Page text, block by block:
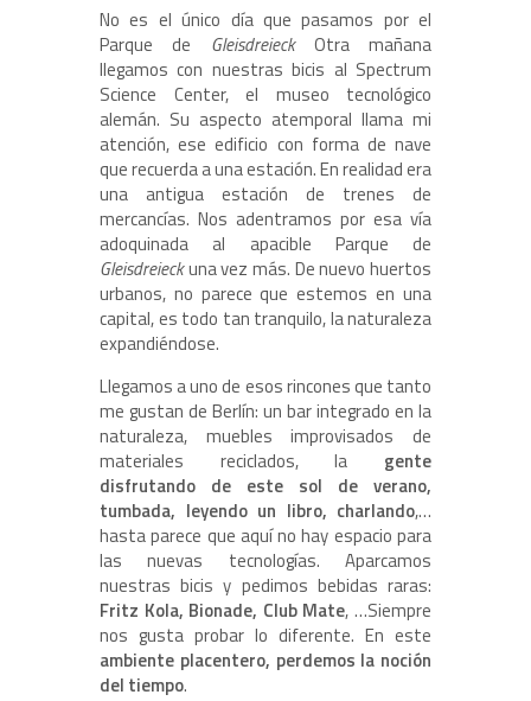
No es el único día que pasamos por el
Parque de GleisdreieckOtra mañana
llegamos con nuestras bicis al Spectrum
Science Center, el museo tecnológico
alemán. Su aspecto atemporal llama mi
atención, ese edificio con forma de nave
que recuerda a una estación. En realidad era
una antigua estación de trenes de
mercancías. Nos adentramos por esa vía
adoquinada al apacible Parque de
Gleisdreieckuna vez más. De nuevo huertos
urbanos, no parece que estemos en una
capital, es todo tan tranquilo, la naturaleza
expandiéndose.
Llegamos a uno de esos rincones que tanto
me gustan de Berlín: un bar integrado en la
naturaleza, muebles improvisados de
materiales reciclados, la gente
disfrutando de este sol de verano,
tumbada, leyendo un libro, charlando,…
hasta parece que aquí no hay espacio para
las nuevas tecnologías. Aparcamos
nuestras bicis y pedimos bebidas raras:
Fritz Kola, Bionade, Club Mate, …Siempre
nos gusta probar lo diferente. En este
ambiente placentero, perdemos la noción
del tiempo.